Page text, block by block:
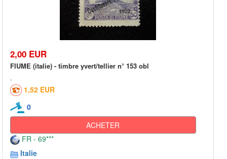
2,00 EUR
FIUME (italie) - timbre yvert/tellier n° 153 obl
1,52 EUR
0
ACHETER
FR - 69***
Italie